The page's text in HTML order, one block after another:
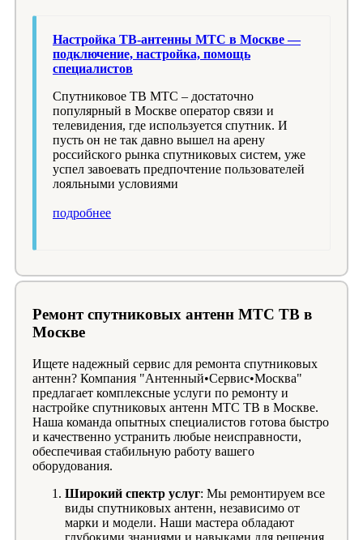
Настройка ТВ-антенны МТС в Москве —
подключение, настройка, помощь
специалистов
Спутниковое ТВ МТС – достаточно
популярный в Москве оператор связи и
телевидения, где используется спутник. И
пусть он не так давно вышел на арену
российского рынка спутниковых систем, уже
успел завоевать предпочтение пользователей
лояльными условиями
подробнее
Ремонт спутниковых антенн МТС ТВ в
Москве
Ищете надежный сервис для ремонта спутниковых
антенн? Компания "Антенный•Сервис•Москва"
предлагает комплексные услуги по ремонту и
настройке спутниковых антенн МТС ТВ в Москве.
Наша команда опытных специалистов готова быстро
и качественно устранить любые неисправности,
обеспечивая стабильную работу вашего
оборудования.
Широкий спектр услуг: Мы ремонтируем все
виды спутниковых антенн, независимо от
марки и модели. Наши мастера обладают
глубокими знаниями и навыками для решения